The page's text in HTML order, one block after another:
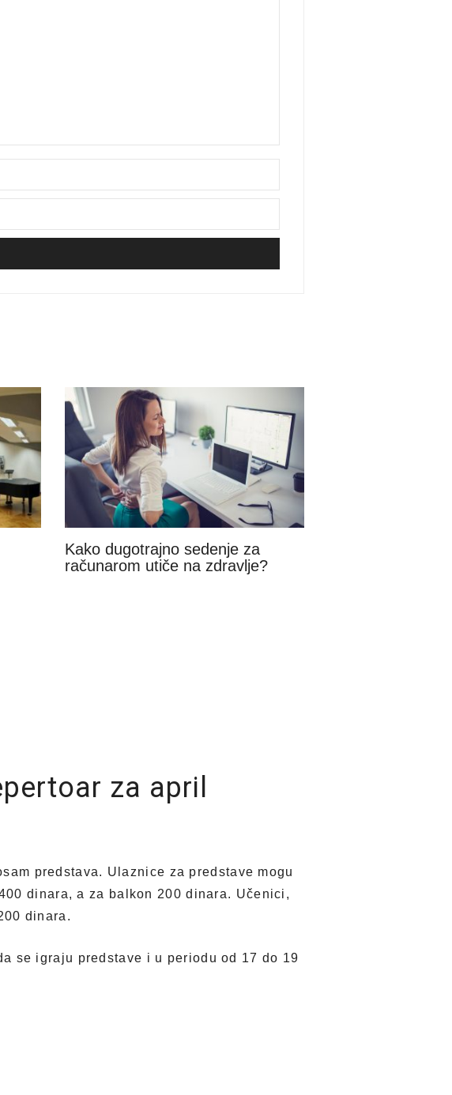
Kako dugotrajno sedenje za
računarom utiče na zdravlje?
za april
predstava. Ulaznice za predstave mogu
dinara, a za balkon 200 dinara. Učenici,
dinara.
se igraju predstave i u periodu od 17 do 19